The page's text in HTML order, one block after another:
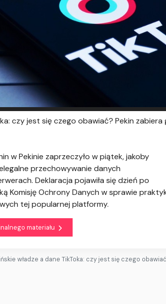
czy jest się czego obawiać? Pekin
w Pekinie zaprzeczyło w piątek, jakoby
przechowywanie danych
Deklaracja pojawiła się dzień po
Komisję Ochrony Danych w sprawie
tej popularnej platformy.
materiału
władze a dane TikToka: czy jest się czego